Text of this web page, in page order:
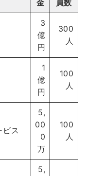
金
員数
3
億
円
300
人
1
億
円
100
人
ビス
5,
00
0
万
100
人
5,